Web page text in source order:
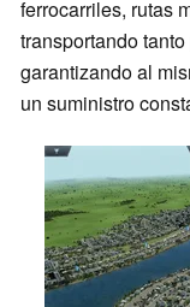
ferrocarriles, rutas
transportando
garantizando al
un suministro